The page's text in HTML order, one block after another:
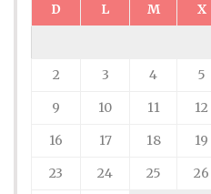
D L M X
2
3 4 5
9
10 11 12
16
17 18 19
23
24 25 26